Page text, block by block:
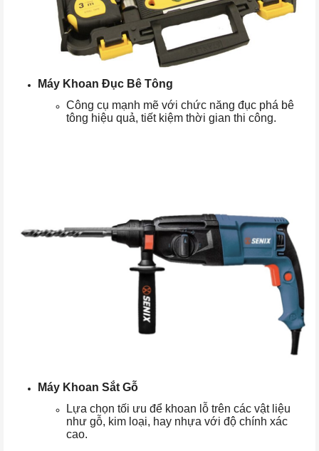
Máy Khoan Đục Bê Tông
Công cụ mạnh mẽ với chức năng đục phá bê
tông hiệu quả, tiết kiệm thời gian thi công.
Máy Khoan Sắt Gỗ
Lựa chọn tối ưu để khoan lỗ trên các vật liệu
như gỗ, kim loại, hay nhựa với độ chính xác
cao.